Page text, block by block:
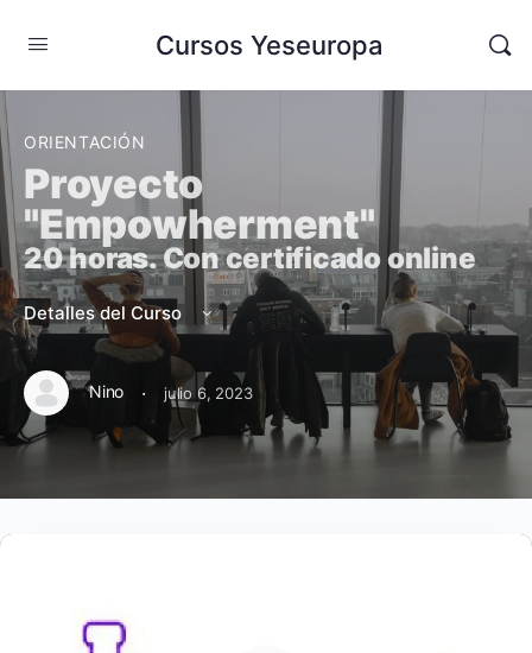
Cursos Yeseuropa
ORIENTACIÓN
Proyecto
"Empowherment"
20 horas. Con certificado online
Detalles del Curso
Nino · julio 6, 2023